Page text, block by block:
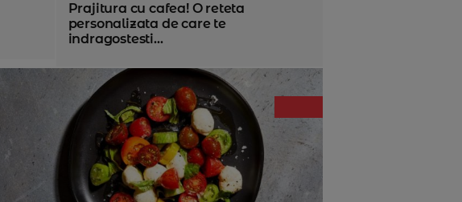
Prajitura cu cafea! O reteta
personalizata de care te
indragostesti...